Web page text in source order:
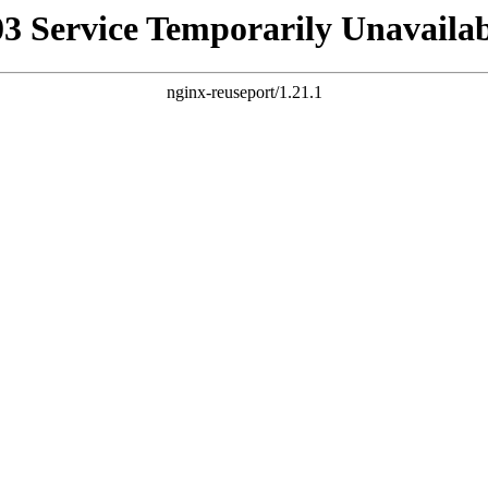
Service Temporarily
nginx-reuseport/1.21.1